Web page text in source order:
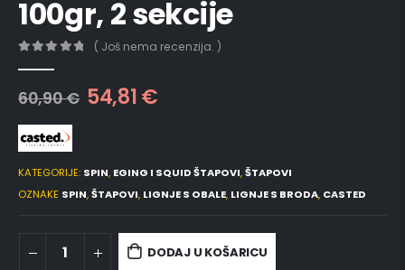
100gr, 2 sekcije
( Još nema recenzija. )
60,90€ 54,81€
KATEGORIJE: SPIN, EGING I SQUID ŠTAPOVI,ŠTAPOVI
OZNAKE SPIN,ŠTAPOVI, LIGNJE S OBALE, LIGNJE S BRODA, CASTED
DODAJ U KOŠARICU